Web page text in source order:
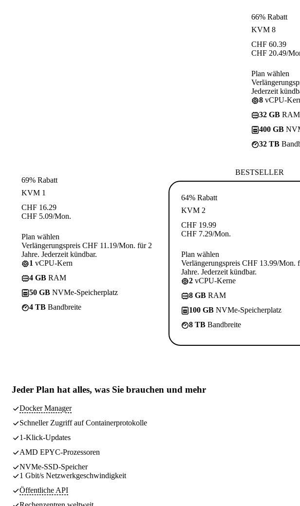
66% Rabatt
KVM 8
CHF 60.39
CHF 20.49/
Plan wählen
Jederzeit
8 vCPU-
32 GB RAM
400 GB
32 TB
69% Rabatt
KVM 1
CHF 16.29
CHF 5.09/Mon.
Plan wählen
Verlängerungspreis CHF 11.19/Mon. für 2
Jahre. Jederzeit kündbar.
1 vCPU-Kern
4 GB RAM
50 GB NVMe-Speicherplatz
4 TB Bandbreite
BESTSELLER
64% Rabatt
KVM 2
CHF 19.99
CHF 7.29/Mon.
Plan wählen
Verlängerungspreis CHF 13.99/Mon.
Jahre. Jederzeit kündbar.
2 vCPU-Kerne
8 GB RAM
100 GB NVMe-Speicherplatz
8 TB Bandbreite
Jeder Plan hat alles, was Sie brauchen und mehr
Docker Manager
Schneller Zugriff auf Containerprotokolle
1-Klick-Updates
AMD EPYC-Prozessoren
NVMe-SSD-Speicher
1 Gbit/s Netzwerkgeschwindigkeit
Öffentliche API